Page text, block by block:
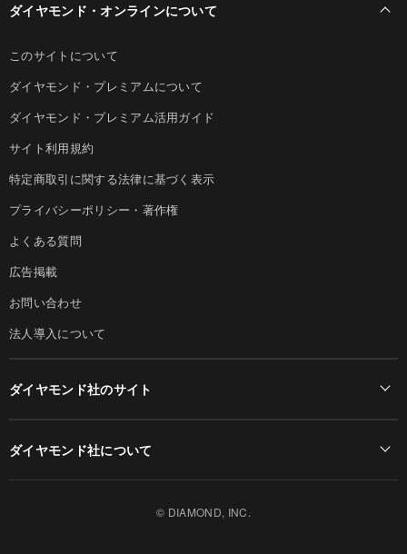
ダイヤモンド・オンラインについて
このサイトについて
ダイヤモンド・プレミアムについて
ダイヤモンド・プレミアム活用ガイド
サイト利用規約
特定商取引に関する法律に基づく表示
プライバシーポリシー・著作権
よくある質問
広告掲載
お問い合わせ
法人導入について
ダイヤモンド社のサイト
ダイヤモンド社について
© DIAMOND, INC.